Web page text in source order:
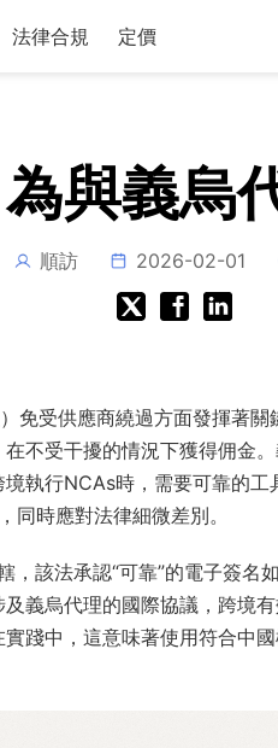
法律合規 定價
與義烏
順訪 2026-02-01
免受供應商繞過方面發揮著關
受干擾的情況下獲得佣金。
執行NCAs時，需要可靠的工
時應對法律細微差別。
該法承認“可靠”的電子簽名
義烏代理的國際協議，跨境
踐中，這意味著使用符合中